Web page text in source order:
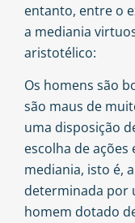
entanto, entre o
a mediania
aristotélico:
Os homens são
são maus de
uma disposição
escolha de
mediania, isto é,
determinada por
homem dotado